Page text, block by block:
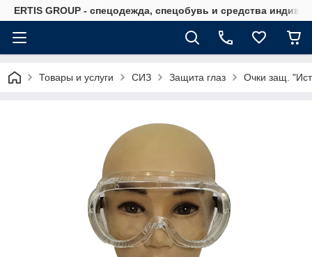
ERTIS GROUP - спецодежда, спецобувь и средства
Товары и услуги СИЗ Защита глаз Очки защ.